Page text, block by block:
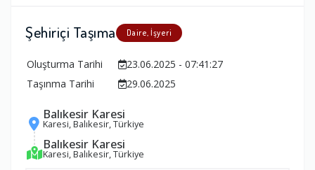
Şehiriçi Taşıma Daire, İşyeri
Oluşturma Tarihi
23.06.2025 - 07:41:27
Taşınma Tarihi
29.06.2025
Balıkesir Karesi
Karesi, Balıkesir, Türkiye
Balıkesir Karesi
Karesi, Balıkesir, Türkiye